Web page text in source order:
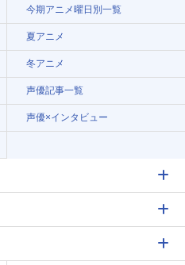
今期アニメ曜日別一覧
夏アニメ
冬アニメ
声優記事一覧
声優×インタビュー